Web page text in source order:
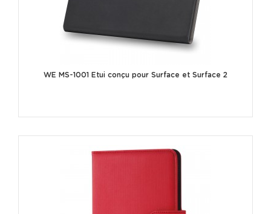
WE MS-1001 Etui conçu pour Surface et Surface 2